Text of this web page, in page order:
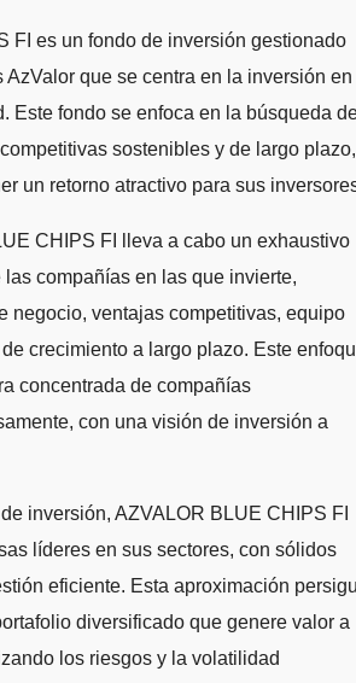
AzValor que se centra en la inversión en
Este fondo se enfoca en la búsqueda
sostenibles y de largo plazo,
un retorno atractivo para sus
CHIPS FI lleva a cabo un exhaustivo
compañías en las que invierte,
negocio, ventajas competitivas, equipo
crecimiento a largo plazo. Este
concentrada de compañías
con una visión de inversión a
inversión, AZVALOR BLUE CHIPS FI
líderes en sus sectores, con sólidos
eficiente. Esta aproximación
diversificado que genere valor a
los riesgos y la volatilidad